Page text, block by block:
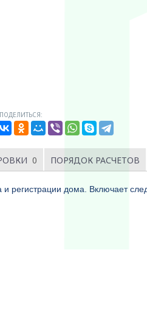
ПОДЕЛИТЬСЯ:
0 ПОРЯДОК РАСЧЕТОВ
и регистрации дома. Включает